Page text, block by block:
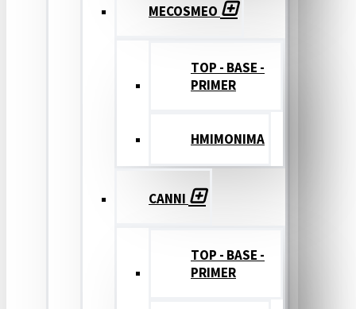
MECOSMEO
TOP - BASE -
PRIMER
ΗΜΙΜΟΝΙΜΑ
CANNI
TOP - BASE -
PRIMER